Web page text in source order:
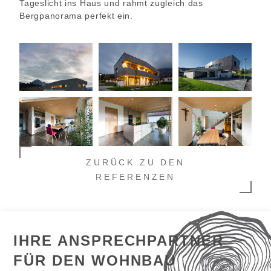
Tageslicht ins Haus und rahmt zugleich das
Bergpanorama perfekt ein.
ZURÜCK ZU DEN
REFERENZEN
IHRE ANSPRECHPARTNER
FÜR DEN WOHNBAU